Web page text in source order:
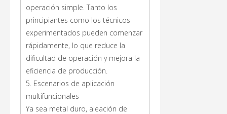
operación simple. Tanto los
principiantes como los técnicos
experimentados pueden comenzar
rápidamente, lo que reduce la
dificultad de operación y mejora la
eficiencia de producción.
5. Escenarios de aplicación
multifuncionales
Ya sea metal duro, aleación de